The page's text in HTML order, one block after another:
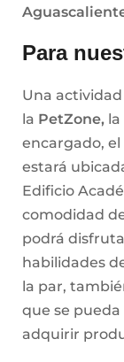
Para
Una
la PetZone,
encargado,
estará
Edificio
comodidad
podrá
habilidades
la par,
que se
adquirir